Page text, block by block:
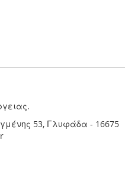
53, Γλυφάδα - 16675